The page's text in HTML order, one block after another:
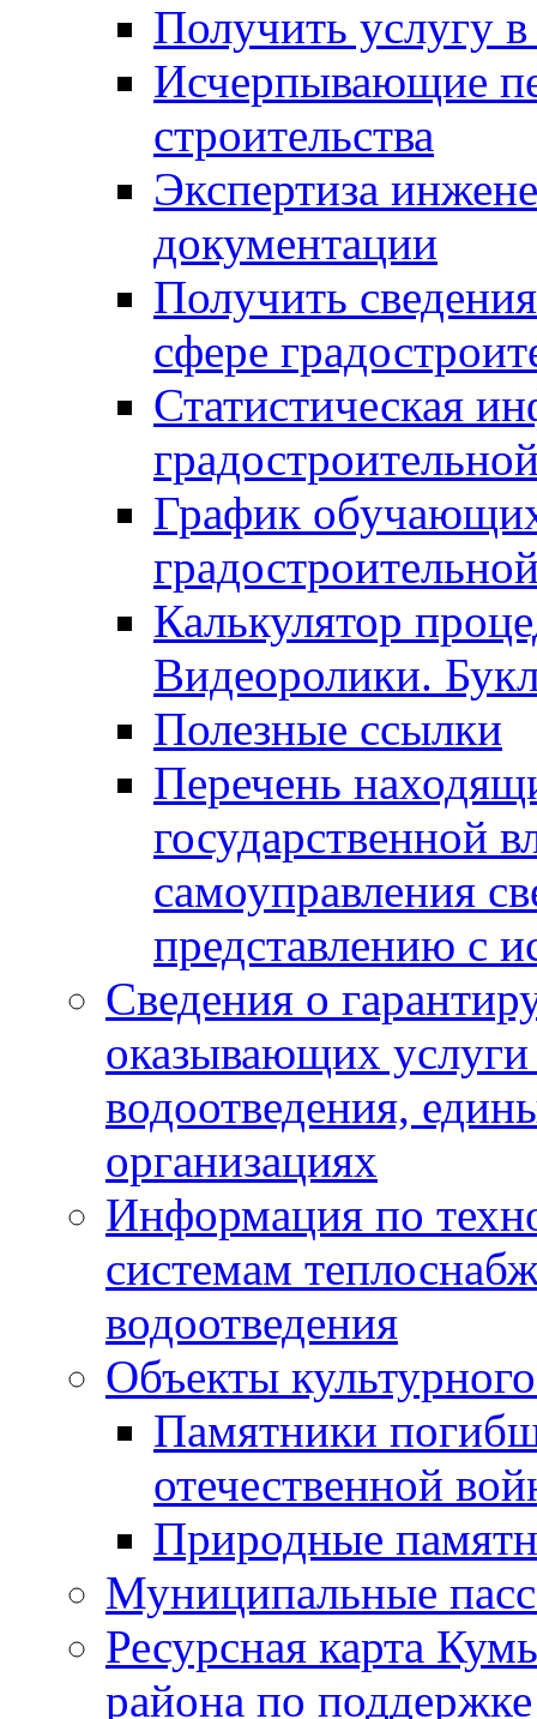
Получить услугу в
Исчерпывающие
строительства
Экспертиза
документации
Получить
сфере
Статистическая
График
Калькулятор
Видеоролики.
Полезные ссылки
Перечень
государственной
самоуправления
представлению с
Сведения о
оказывающих
водоотведения,
организациях
Информация по
системам
водоотведения
Объекты
Памятники
отечественной
Природные
Муниципальные
Ресурсная карта
района по